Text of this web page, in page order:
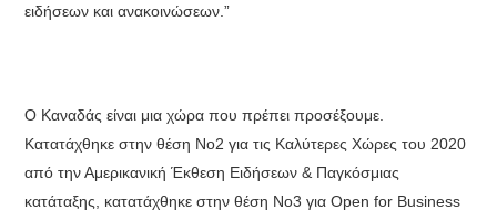
ειδήσεων και ανακοινώσεων.”
Ο Καναδάς είναι μια χώρα που πρέπει προσέξουμε.
Κατατάχθηκε στην θέση Νο2 για τις Καλύτερες Χώρες του 2020
από την Αμερικανική Έκθεση Ειδήσεων & Παγκόσμιας
κατάταξης, κατατάχθηκε στην θέση Νο3 για Open for Business